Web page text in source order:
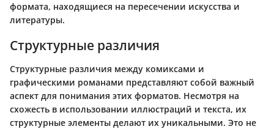
формата, находящиеся на пересечении искусства и
литературы.
Структурные различия
Структурные различия между комиксами и
графическими романами представляют собой важный
аспект для понимания этих форматов. Несмотря на
схожесть в использовании иллюстраций и текста, их
структурные элементы делают их уникальными. Это не